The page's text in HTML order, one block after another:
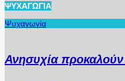
ΨΥΧΑΓΩΓΊΑ
Ψυχαγωγία
Ανησυχία